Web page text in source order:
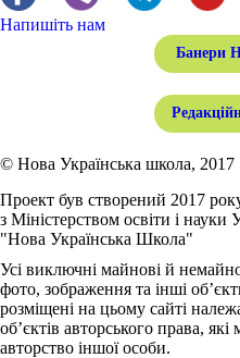
Напишіть нам
Банери
© Нова Українська школа, 2017
Проект був створений 2017
з Міністерством освіти і науки
"Нова Українська Школа"
Усі виключні майнові й
фото, зображення та інші
розміщені на цьому сайті
об’єктів авторського права, які
авторство іншої особи.